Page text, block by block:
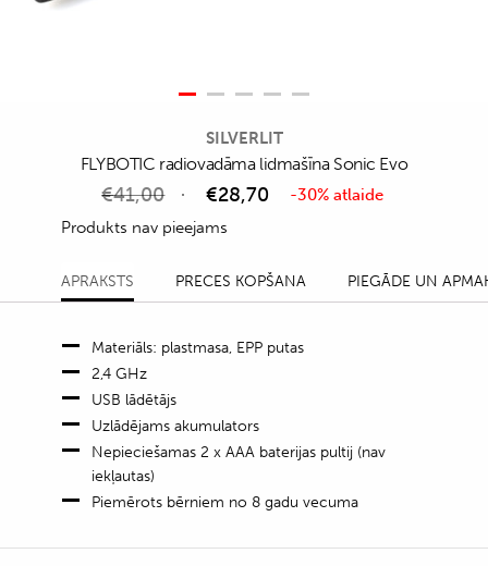
SILVERLIT
FLYBOTIC radiovadāma lidmašīna Sonic Evo
€41,00 €28,70
-30% atlaide
Produkts nav pieejams
APRAKSTS PRECES KOPŠANA PIEGĀDE UN
Materiāls: plastmasa, EPP putas
2,4 GHz
USB lādētājs
Uzlādējams akumulators
Nepieciešamas 2 x AAA baterijas pultij (nav
iekļautas)
Piemērots bērniem no 8 gadu vecuma